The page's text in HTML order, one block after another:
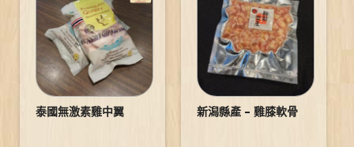
泰國無激素雞中翼 新潟縣產 – 雞膝軟骨